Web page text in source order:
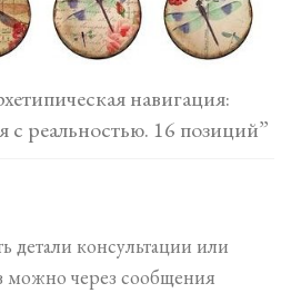
навигация:
с реальностью. 16 позиций”
детали консультации или
можно через сообщения